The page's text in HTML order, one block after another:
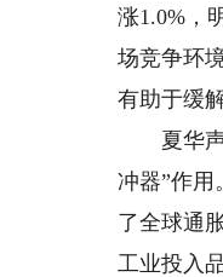
涨1.0%，
场竞争环
有助于缓
夏华声
冲器”作
了全球通
工业投入